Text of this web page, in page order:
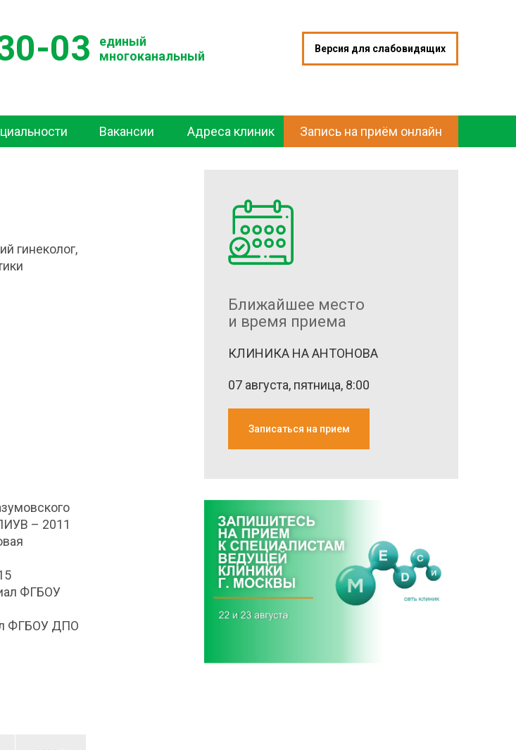
03
единый
многоканальный
Версия для слабовидящих
Вакансии Адреса клиник Запись на приём онлайн
гинеколог,
– 2011
ФГБОУ
ФГБОУ ДПО
Ближайшее место
КЛИНИКА НА АНТОНОВА
07 августа, пятница, 8:00
Записаться на прием